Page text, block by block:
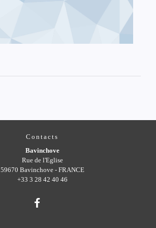
Contacts
Bavinchove
Rue de l'Eglise
59670 Bavinchove - FRANCE
+33 3 28 42 40 46